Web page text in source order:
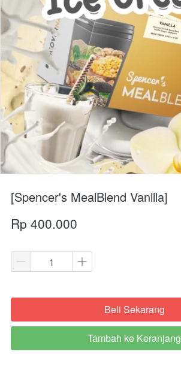
[Spencer's MealBlend Vanilla]
Rp 400.000
`Beli Sekarang
`
Tambah ke Keranjang